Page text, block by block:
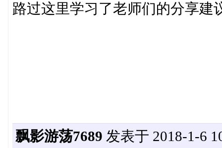
路过这里学习了老师们的分享建
飘影游荡7689 发表于 2018-1-6